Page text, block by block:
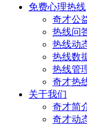
免费心理热线
奇才公
热线问
热线动
热线数
热线管
奇才热
关于我们
奇才简
奇才动